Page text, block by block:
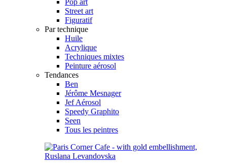
Street art
Figuratif
Par technique
Huile
Acrylique
Techniques mixtes
Peinture aérosol
Tendances
Ben
Jérôme Mesnager
Jef Aérosol
Speedy Graphito
Seen
Tous les peintres